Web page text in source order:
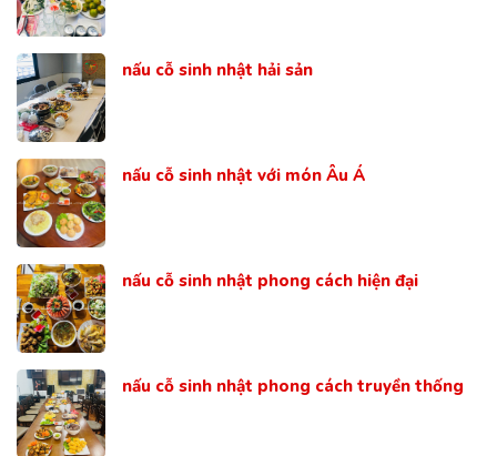
nấu cỗ sinh nhật hải sản
nấu cỗ sinh nhật với món Âu Á
nấu cỗ sinh nhật phong cách hiện đại
nấu cỗ sinh nhật phong cách truyền thống